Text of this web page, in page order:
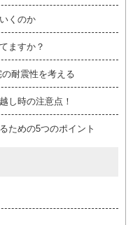
くのか
ますか？
耐震性を考える
し時の注意点！
ための5つのポイント